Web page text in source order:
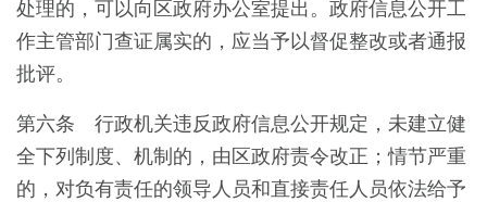
处理的，可以向区政府办公室提出。政府信息公开工
作主管部门查证属实的，应当予以督促整改或者通报
批评。
第六条 行政机关违反政府信息公开规定，未建立健
全下列制度、机制的，由区政府责令改正；情节严重
的，对负有责任的领导人员和直接责任人员依法给予